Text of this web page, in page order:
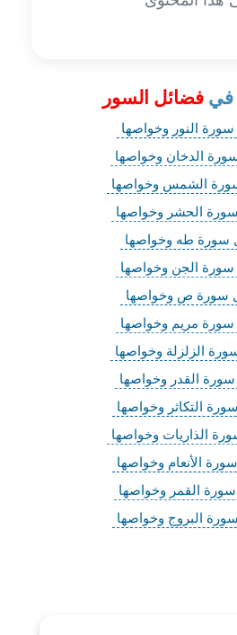
في فضائل السور
النور وخواصها
الدخان وخواصها
الشمس وخواصها
الحشر وخواصها
سورة طه وخواصها
الجن وخواصها
سورة ص وخواصها
مريم وخواصها
الزلزلة وخواصها
القدر وخواصها
التكاثر وخواصها
الذاريات وخواصها
الأنعام وخواصها
القمر وخواصها
البروج وخواصها